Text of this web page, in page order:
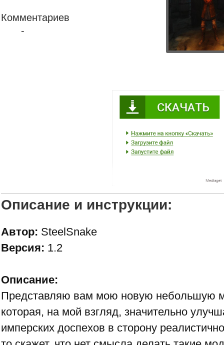
Комментариев
-
Описание и инструкции:
Автор: SteelSnake
Версия: 1.2
Описание:
Представляю вам мою новую небольшую
которая, на мой взгляд, значительно
имперских доспехов в сторону